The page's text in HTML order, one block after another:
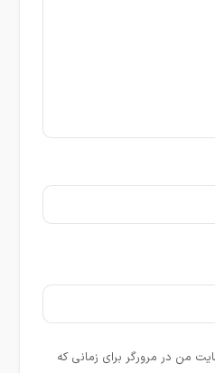
من در مرورگر برای زمانی که